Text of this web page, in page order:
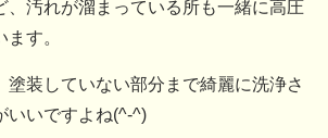
、汚れが溜まっている所も一緒に高圧
す。
塗装していない部分まで綺麗に洗浄さ
いいですよね(^-^)